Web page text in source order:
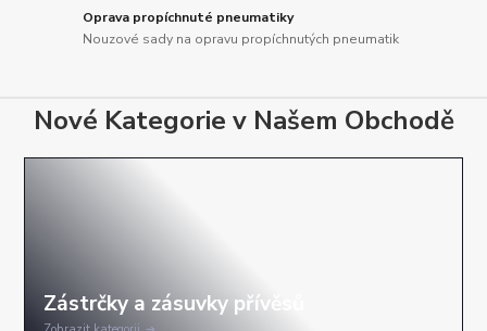
Oprava propíchnuté pneumatiky
Nouzové sady na opravu propíchnutých pneumatik
Nové Kategorie v Našem Obchodě